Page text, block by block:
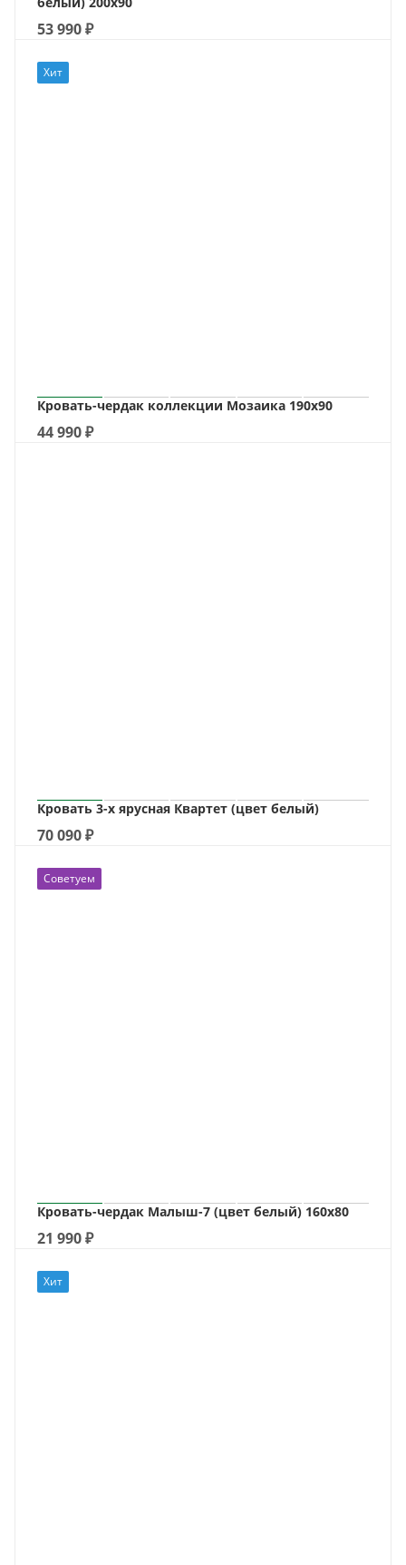
53 990₽
Хит
Кровать-чердак коллекции Мозаика 190х90
44 990₽
Кровать 3-х ярусная Квартет (цвет белый)
70 090₽
Советуем
Кровать-чердак Малыш-7 (цвет белый) 160х80
21 990₽
Хит